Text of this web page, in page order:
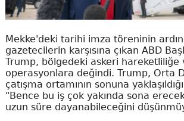
Mekke'deki tarihi imza töreninin
gazetecilerin karşısına çıkan ABD
Trump, bölgedeki askeri hareketliliğe
operasyonlara değindi. Trump, Orta
çatışma ortamının sonuna
"Bence bu iş çok yakında sona
uzun süre dayanabileceğini